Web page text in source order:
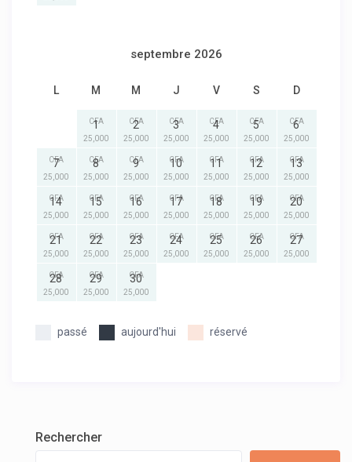
septembre 2026
L M M J V S D
1
CFA
25,000
2
CFA
25,000
3
CFA
25,000
4
CFA
25,000
5
CFA
25,000
6
CFA
25,000
7
CFA
25,000
8
CFA
25,000
9
CFA
25,000
10
CFA
25,000
11
CFA
25,000
12
CFA
25,000
13
CFA
25,000
14
CFA
25,000
15
CFA
25,000
16
CFA
25,000
17
CFA
25,000
18
CFA
25,000
19
CFA
25,000
20
CFA
25,000
21
CFA
25,000
22
CFA
25,000
23
CFA
25,000
24
CFA
25,000
25
CFA
25,000
26
CFA
25,000
27
CFA
25,000
28
CFA
25,000
29
CFA
25,000
30
CFA
25,000
passé aujourd'hui réservé
Rechercher